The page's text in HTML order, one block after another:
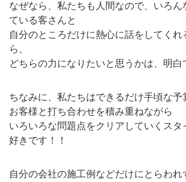
なぜなら、私たちも人間なので、いろん
ている客さんと
自分のところだけに熱心に話をしてくれ
ら、
どちらの力になりたいと思うかは、明白
ちなみに、私たちはできるだけ手頃な予
お客様と打ち合わせを積み重ねながら
いろいろな問題点をクリアしていくスタ
好きです！！
自分の会社の施工例などだけにとらわれ